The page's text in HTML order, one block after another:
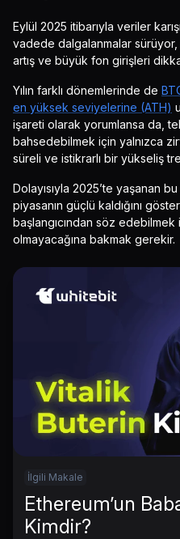
Eylül 2025 itibarıyla veriler
vadede dalgalanmalar
artış ve büyük fon girişleri
Yılın farklı dönemlerinde de
en yüksek seviyelerine (ATH)
işareti olarak yorumlansa da,
bahsedebilmek için yalnızca
süreli ve istikrarlı bir yükseliş
Dolayısıyla 2025’te yaşanan
piyasanın güçlü kaldığını
başlangıcından söz edebilmek
olmayacağına bakmak gerekir.
İlgili Makale
Ethereum’un
Kimdir?